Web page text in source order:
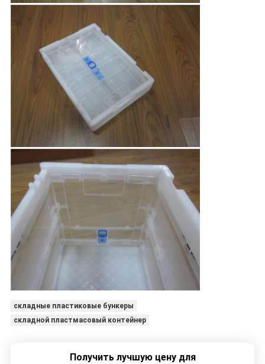
складные пластиковые бункеры
складной пластмасовый контейнер
Получить лучшую цену для